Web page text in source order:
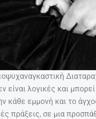
είναι λογικές και
κάθε εμμονή και το
πράξεις, σε μια